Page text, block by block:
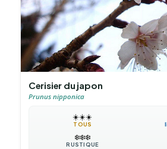
Cerisier du japon
Prunus nipponica
☀️☀️☀️
TOUS
❄️❄️❄️
RUSTIQUE